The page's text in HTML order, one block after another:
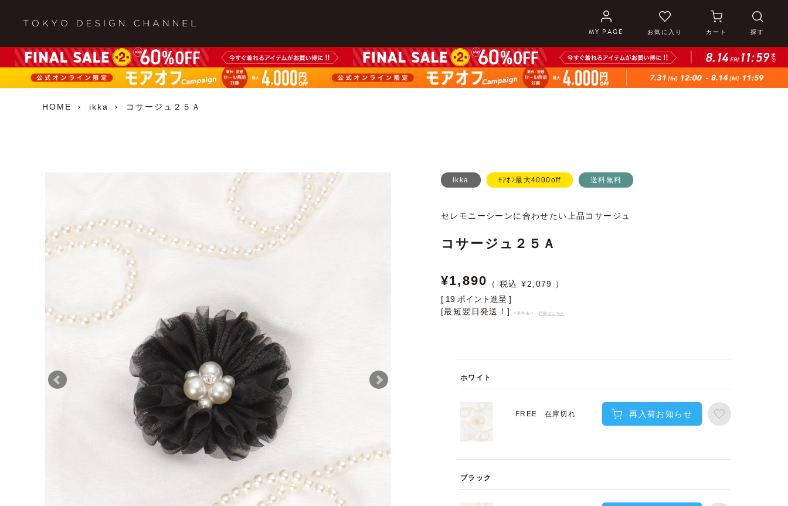
MY PAGE お気に入り カート 探す
HOME ikka コサージュ２５Ａ
ikka ﾓｱｵﾌ最大4000off 送料無料
セレモニーシーンに合わせたい上品コサージュ
コサージュ２５Ａ
¥1,890 ¥2,079
[ 19 ポイント進呈 ]
[最短翌日発送！]
※条件あり、 詳細はこちら
ホワイト
FREE 在庫切れ 再入荷お知らせ
ブラック